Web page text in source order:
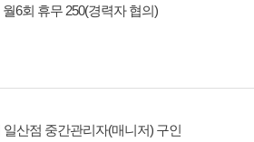
6회 휴무 250(경력자 협의)
산점 중간관리자(매니저) 구인